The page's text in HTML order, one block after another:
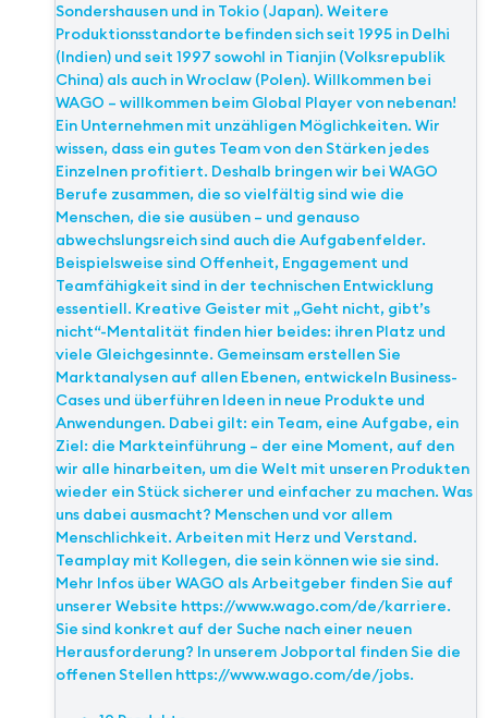
Sondershausen und in Tokio (Japan). Weitere
Produktionsstandorte befinden sich seit 1995 in Delhi
(Indien) und seit 1997 sowohl in Tianjin (Volksrepublik
China) als auch in Wroclaw (Polen). Willkommen bei
WAGO – willkommen beim Global Player von nebenan!
Ein Unternehmen mit unzähligen Möglichkeiten. Wir
wissen, dass ein gutes Team von den Stärken jedes
Einzelnen profitiert. Deshalb bringen wir bei WAGO
Berufe zusammen, die so vielfältig sind wie die
Menschen, die sie ausüben – und genauso
abwechslungsreich sind auch die Aufgabenfelder.
Beispielsweise sind Offenheit, Engagement und
Teamfähigkeit sind in der technischen Entwicklung
essentiell. Kreative Geister mit „Geht nicht, gibt’s
nicht“-Mentalität finden hier beides: ihren Platz und
viele Gleichgesinnte. Gemeinsam erstellen Sie
Marktanalysen auf allen Ebenen, entwickeln Business-
Cases und überführen Ideen in neue Produkte und
Anwendungen. Dabei gilt: ein Team, eine Aufgabe, ein
Ziel: die Markteinführung – der eine Moment, auf den
wir alle hinarbeiten, um die Welt mit unseren Produkten
wieder ein Stück sicherer und einfacher zu machen. Was
uns dabei ausmacht? Menschen und vor allem
Menschlichkeit. Arbeiten mit Herz und Verstand.
Teamplay mit Kollegen, die sein können wie sie sind.
Mehr Infos über WAGO als Arbeitgeber finden Sie auf
unserer Website https://www.wago.com/de/karriere.
Sie sind konkret auf der Suche nach einer neuen
Herausforderung? In unserem Jobportal finden Sie die
offenen Stellen https://www.wago.com/de/jobs.